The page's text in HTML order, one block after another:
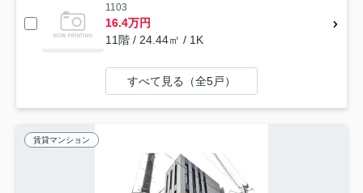
1103
16.4万円
11階 / 24.44㎡ / 1K
すべて見る（全5戸）
賃貸マンション